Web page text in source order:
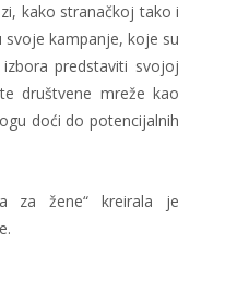
kako stranačkoj tako i
kampanje, koje su
predstaviti svojoj
društvene mreže kao
doći do potencijalnih
za žene“ kreirala je